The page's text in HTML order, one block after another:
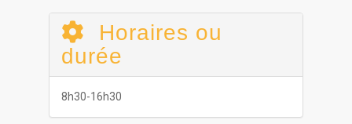
Horaires ou
durée
8h30-16h30